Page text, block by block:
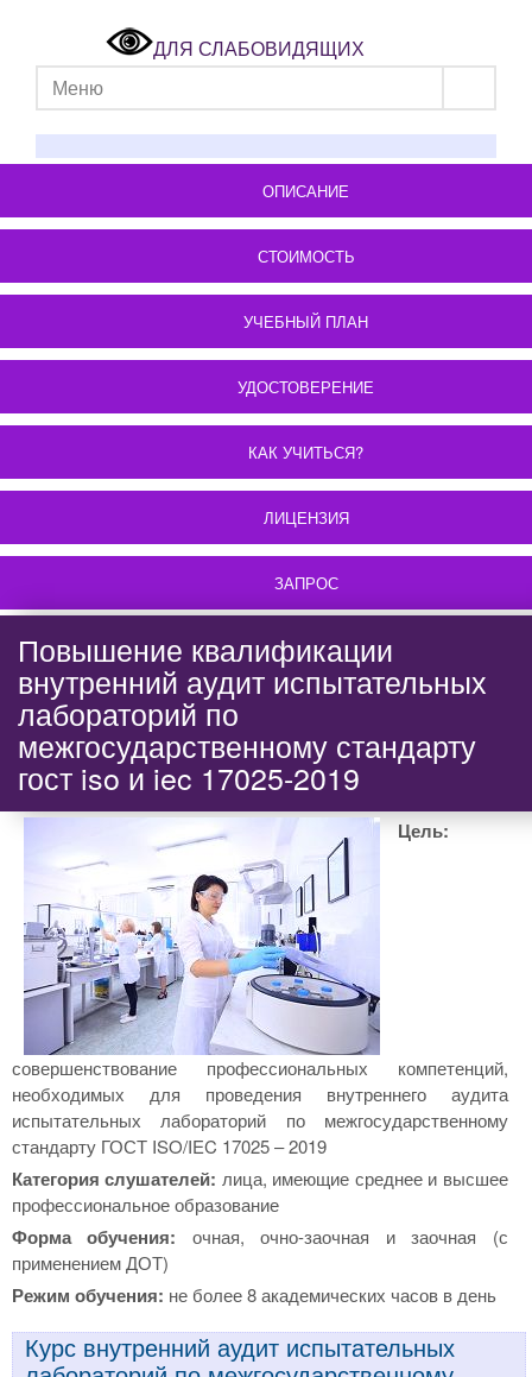
ДЛЯ СЛАБОВИДЯЩИХ
Меню
ОПИСАНИЕ
СТОИМОСТЬ
УЧЕБНЫЙ ПЛАН
УДОСТОВЕРЕНИЕ
КАК УЧИТЬСЯ?
ЛИЦЕНЗИЯ
ЗАПРОС
Повышение квалификации
внутренний аудит испытательных
лабораторий по
межгосударственному стандарту
гост iso и iec 17025-2019
Цель:
совершенствование профессиональных компетенций,
необходимых для проведения внутреннего аудита
испытательных лабораторий по межгосударственному
стандарту ГОСТ ISO/IEC 17025 – 2019
Категория слушателей: лица, имеющие среднее и высшее
профессиональное образование
Форма обучения: очная, очно-заочная и заочная (с
применением ДОТ)
Режим обучения: не более 8 академических часов в день
Курс внутренний аудит испытательных